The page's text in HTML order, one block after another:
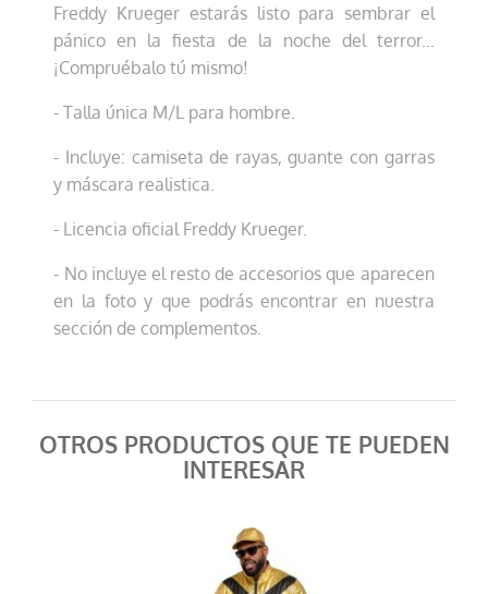
Freddy Krueger estarás listo para sembrar el
pánico en la fiesta de la noche del terror...
¡Compruébalo tú mismo!
- Talla única M/L para hombre.
- Incluye: camiseta de rayas, guante con garras
y máscara realistica.
- Licencia oficial Freddy Krueger.
- No incluye el resto de accesorios que aparecen
en la foto y que podrás encontrar en nuestra
sección de complementos.
OTROS PRODUCTOS QUE TE PUEDEN
INTERESAR